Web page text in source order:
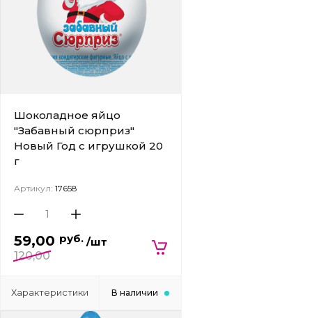
Шоколадное яйцо
"Забавный сюрприз"
Новый Год с игрушкой 20
г
Артикул: 17658
59,00 руб. /шт
120,00
Характеристики В наличии